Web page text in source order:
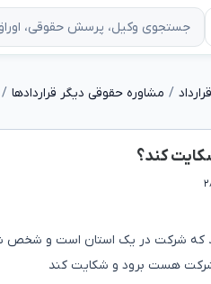
مشاوره حقوقی دیگر قراردادها
کند؟
که شرکت در یک استان است و
شرکت هست برود و شکایت کند